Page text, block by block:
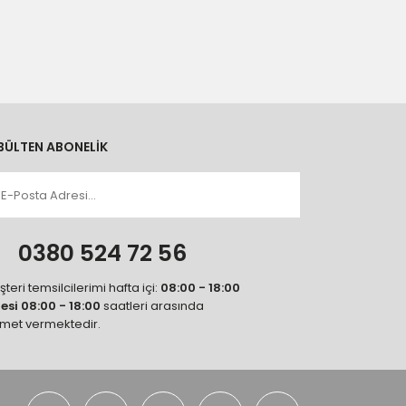
ABONELİK
0380 524 72 56
temsilcilerimi hafta içi: 08:00 - 18:00
08:00 - 18:00 saatleri arasında
vermektedir.